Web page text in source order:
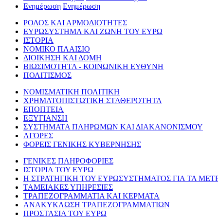
Ενημέρωση Ενημέρωση
ΡΟΛΟΣ ΚΑΙ ΑΡΜΟΔΙΟΤΗΤΕΣ
ΕΥΡΩΣΥΣΤΗΜΑ ΚΑΙ ΖΩΝΗ ΤΟΥ ΕΥΡΩ
ΙΣΤΟΡΙΑ
ΝΟΜΙΚΟ ΠΛΑΙΣΙΟ
ΔΙΟΙΚΗΣΗ ΚΑΙ ΔΟΜΗ
ΒΙΩΣΙΜΟΤΗΤΑ - ΚΟΙΝΩΝΙΚΗ ΕΥΘΥΝΗ
ΠΟΛΙΤΙΣΜΟΣ
ΝΟΜΙΣΜΑΤΙΚΗ ΠΟΛΙΤΙΚΗ
ΧΡΗΜΑΤΟΠΙΣΤΩΤΙΚΗ ΣΤΑΘΕΡΟΤΗΤΑ
ΕΠΟΠΤΕΙΑ
ΕΞΥΓΙΑΝΣΗ
ΣΥΣΤΗΜΑΤΑ ΠΛΗΡΩΜΩΝ ΚΑΙ ΔΙΑΚΑΝΟΝΙΣΜΟΥ
ΑΓΟΡΕΣ
ΦΟΡΕΙΣ ΓΕΝΙΚΗΣ ΚΥΒΕΡΝΗΣΗΣ
ΓΕΝΙΚΕΣ ΠΛΗΡΟΦΟΡΙΕΣ
ΙΣΤΟΡΙΑ ΤΟΥ ΕΥΡΩ
Η ΣΤΡΑΤΗΓΙΚΗ ΤΟΥ ΕΥΡΩΣΥΣΤΗΜΑΤΟΣ ΓΙΑ ΤΑ
ΤΑΜΕΙΑΚΕΣ ΥΠΗΡΕΣΙΕΣ
ΤΡΑΠΕΖΟΓΡΑΜΜΑΤΙΑ ΚΑΙ ΚΕΡΜΑΤΑ
ΑΝΑΚΥΚΛΩΣΗ ΤΡΑΠΕΖΟΓΡΑΜΜΑΤΙΩΝ
ΠΡΟΣΤΑΣΙΑ ΤΟΥ ΕΥΡΩ